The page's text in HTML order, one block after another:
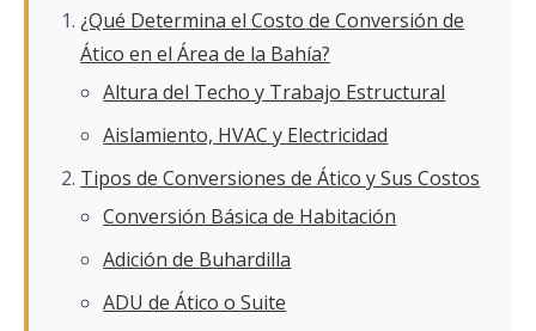
¿Qué Determina el Costo de Conversión de
Ático en el Área de la Bahía?
Altura del Techo y Trabajo Estructural
Aislamiento, HVAC y Electricidad
Tipos de Conversiones de Ático y Sus Costos
Conversión Básica de Habitación
Adición de Buhardilla
ADU de Ático o Suite